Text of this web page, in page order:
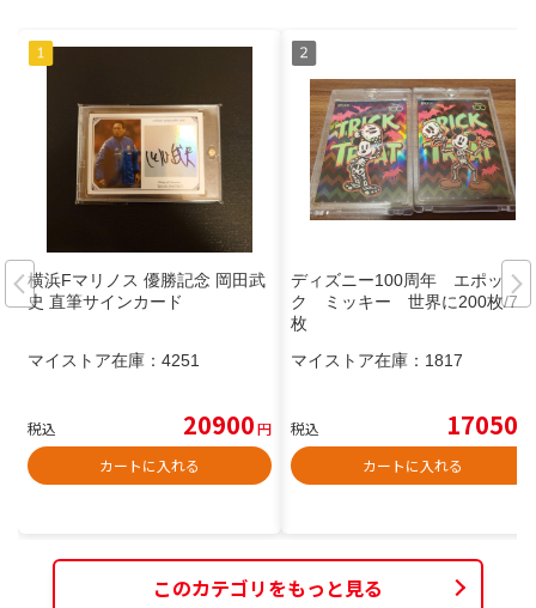
横浜Fマリノス 優勝記念 岡田武
史 直筆サインカード
マイストア在庫： 4251
税込 20900円
カートに入れる
ディズニー100周年 エポッ
ク ミッキー 世界に200枚/75
枚
マイストア在庫： 1817
税込 17050
カートに入れる
このカテゴリをもっと見る